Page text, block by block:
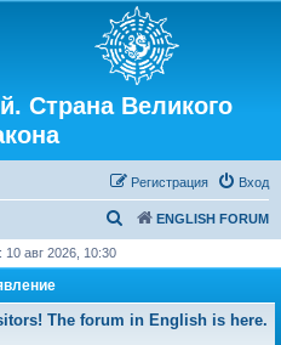
Страна Великого
Вход
Регистрация
ENGLISH FORUM
с
авг 2026, 10:30
The forum in English is here.